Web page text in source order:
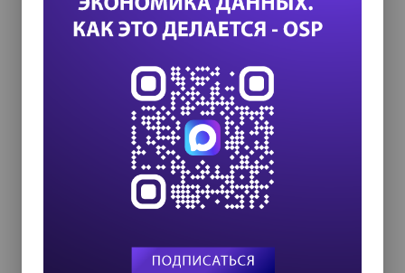
Самое читаемое
Лучший продукт 2016
ИТ-календарь